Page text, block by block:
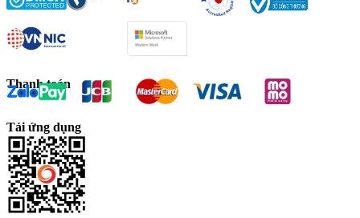
Thanh toán
Tải ứng dụng